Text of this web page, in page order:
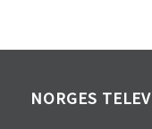
NORGES